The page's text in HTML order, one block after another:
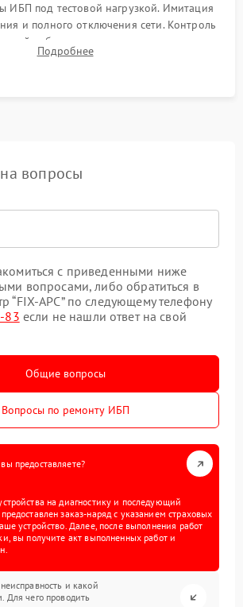
ИБП под тестовой нагрузкой. Имитация
и полного отключения сети. Контроль
работы, температурного режима и
формы выходного сигнала.
Подробнее
вопросы
с приведенными ниже
вопросами, либо обратиться в
“FIX-APC” по следующему телефону
83 если не нашли ответ на свой
Общие вопросы
Вопросы по ремонту ИБП
предоставляете?
на диагностику и последующий
заказ-наряд с указанием страховых
устройство. Далее, после выполнения работ
вы получите акт выполненных работ и
и какой
Для чего проводить